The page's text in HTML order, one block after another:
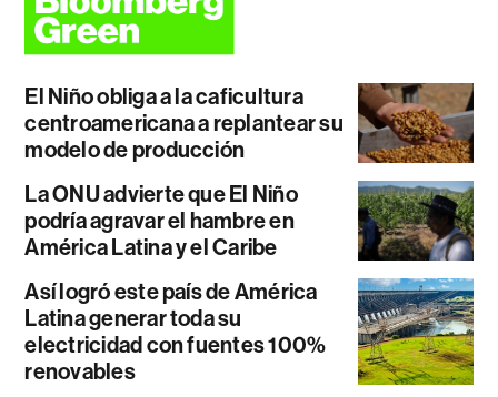
El Niño obliga a la caficultura
centroamericana a replantear su
modelo de producción
La ONU advierte que El Niño
podría agravar el hambre en
América Latina y el Caribe
Así logró este país de América
Latina generar toda su
electricidad con fuentes 100%
renovables